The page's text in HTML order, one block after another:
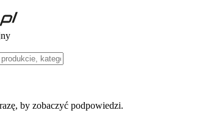
by zobaczyć podpowiedzi.